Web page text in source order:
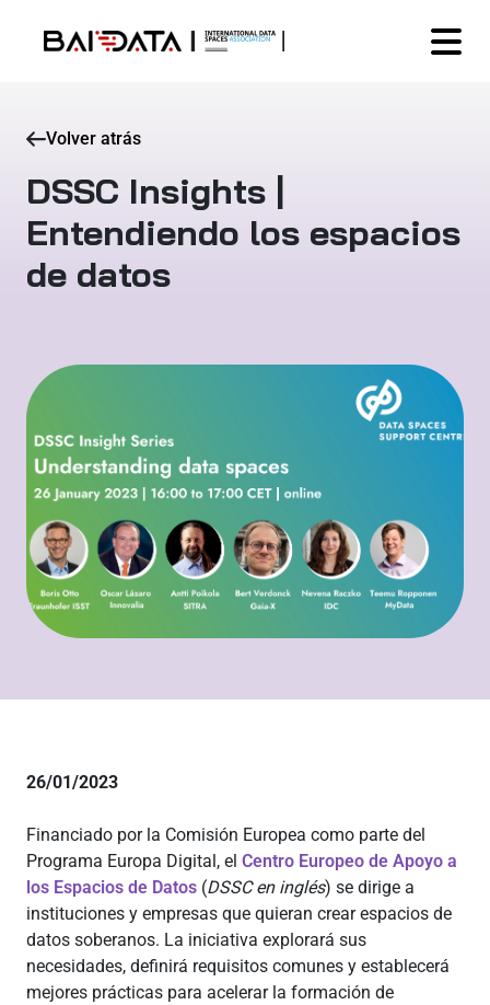
Volver atrás
DSSC Insights |
Entendiendo los espacios
de datos
26/01/2023
Financiado por la Comisión Europea como parte del
Programa Europa Digital, el Centro Europeo de Apoyo a
los Espacios de Datos (DSSC en inglés) se dirige a
instituciones y empresas que quieran crear espacios de
datos soberanos. La iniciativa explorará sus
necesidades, definirá requisitos comunes y establecerá
mejores prácticas para acelerar la formación de